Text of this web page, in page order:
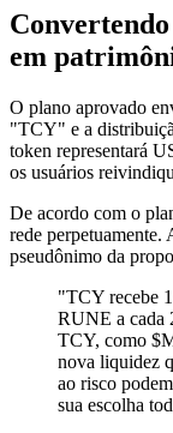
em
O plano aprovado
"TCY" e a
token representará
os usuários
De acordo com o
rede
pseudônimo da
"TCY recebe
RUNE a cada
TCY, como
nova liquidez
ao risco
sua escolha